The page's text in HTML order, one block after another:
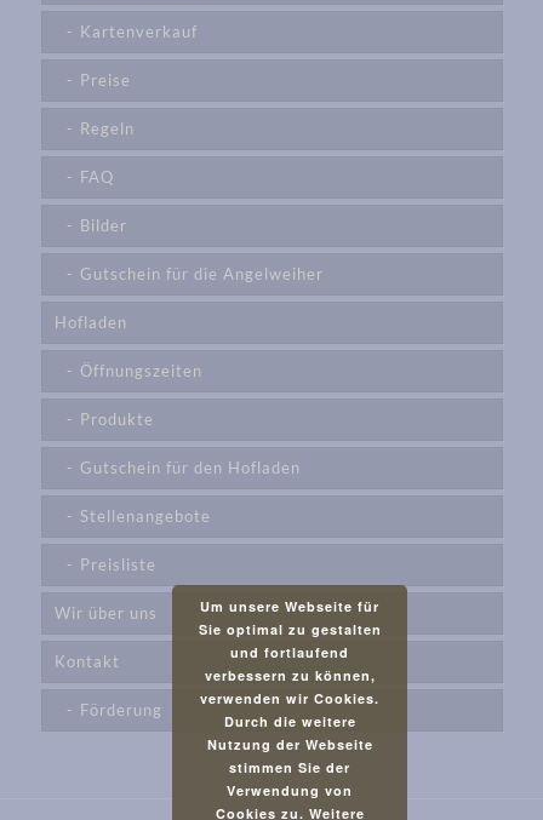
Kartenverkauf
Preise
Regeln
FAQ
Bilder
Gutschein für die Angelweiher
Hofladen
Öffnungszeiten
Produkte
Gutschein für den Hofladen
Stellenangebote
Preisliste
Wir über uns
Kontakt
Förderung
Um unsere Webseite für
Sie optimal zu gestalten
und fortlaufend
verbessern zu können,
verwenden wir Cookies.
Durch die weitere
Nutzung der Webseite
stimmen Sie der
Verwendung von
Cookies zu. Weitere